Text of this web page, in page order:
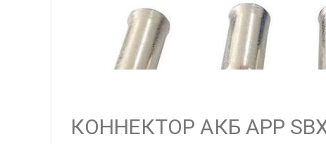
КОННЕКТОР АКБ APP